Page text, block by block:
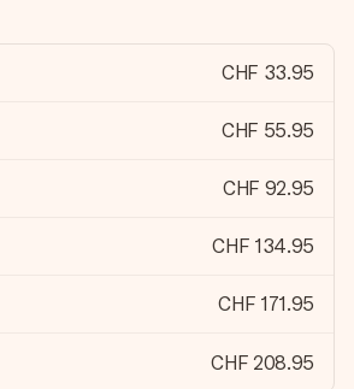
CHF 33.95
CHF 55.95
CHF 92.95
CHF 134.95
CHF 171.95
CHF 208.95